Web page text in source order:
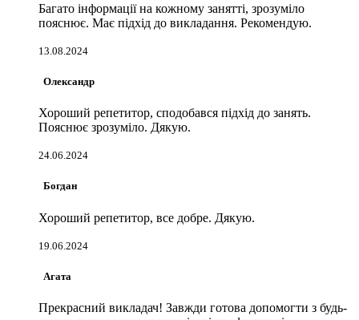
Багато інформації на кожному занятті, зрозуміло
пояснює. Має підхід до викладання. Рекомендую.
13.08.2024
Олександр
Хороший репетитор, сподобався підхід до занять.
Пояснює зрозуміло. Дякую.
24.06.2024
Богдан
Хороший репетитор, все добре. Дякую.
19.06.2024
Агата
Прекрасний викладач! Завжди готова допомогти з будь-